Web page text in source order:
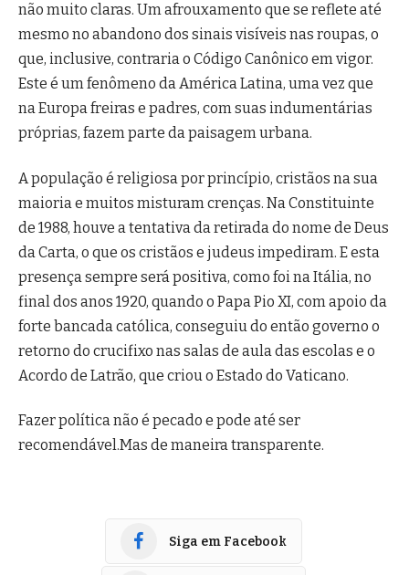
não muito claras. Um afrouxamento que se reflete até
mesmo no abandono dos sinais visíveis nas roupas, o
que, inclusive, contraria o Código Canônico em vigor.
Este é um fenômeno da América Latina, uma vez que
na Europa freiras e padres, com suas indumentárias
próprias, fazem parte da paisagem urbana.
A população é religiosa por princípio, cristãos na sua
maioria e muitos misturam crenças. Na Constituinte
de 1988, houve a tentativa da retirada do nome de Deus
da Carta, o que os cristãos e judeus impediram. E esta
presença sempre será positiva, como foi na Itália, no
final dos anos 1920, quando o Papa Pio XI, com apoio da
forte bancada católica, conseguiu do então governo o
retorno do crucifixo nas salas de aula das escolas e o
Acordo de Latrão, que criou o Estado do Vaticano.
Fazer política não é pecado e pode até ser
recomendável.Mas de maneira transparente.
Siga em Facebook